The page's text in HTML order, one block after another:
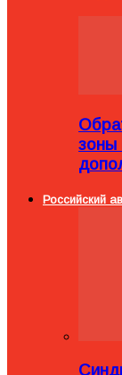
зоны
Российский